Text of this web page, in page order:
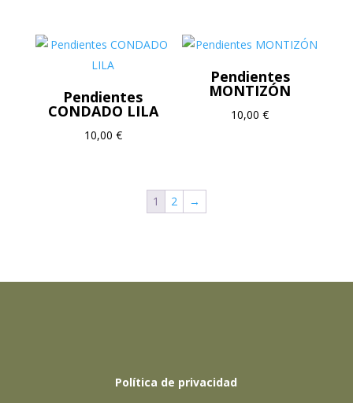
Pendientes
CONDADO LILA
10,00 €
Pendientes
MONTIZÓN
10,00€
1 2 →
Política de privacidad